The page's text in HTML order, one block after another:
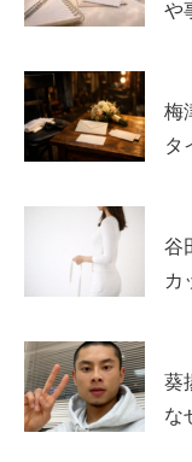
新井美羽の代表
初めて追うなら「
→「映画」の順
が
世界の片隅に」で
その上で「スカイ
す。最後に映画を観
ます。
や
梅
タ
谷
カ
葵
な